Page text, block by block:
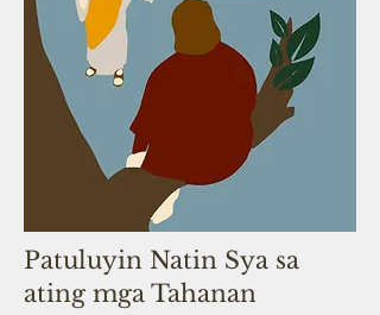
Patuluyin Natin Sya sa
ating mga Tahanan